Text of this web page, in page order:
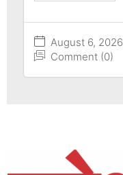
August 6, 2026
Comment (0)